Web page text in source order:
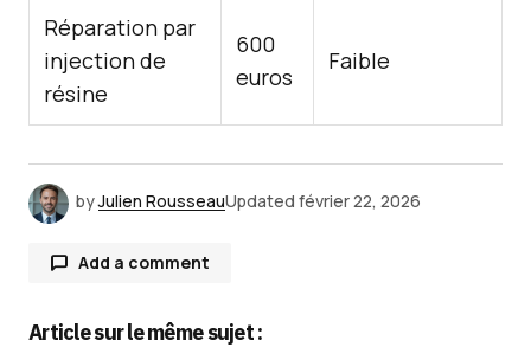
Réparation par
injection de
résine
600
euros
Faible
byJulien RousseauUpdated février 22, 2026
Add a comment
Article sur le même sujet :